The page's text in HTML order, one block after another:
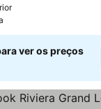
ver os preços